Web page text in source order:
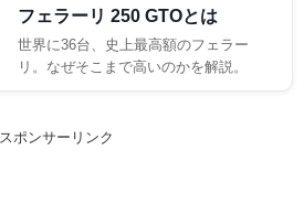
フェラーリ 250 GTOとは
世界に36台、史上最高額のフェラー
リ。なぜそこまで高いのかを解説。
スポンサーリンク